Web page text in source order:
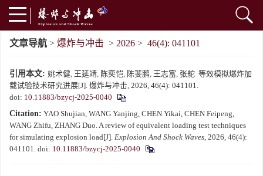
文章导航 > 爆炸与冲击 > 2026 > 46(4): 041101
引用本文: 姚术健, 王延靖, 陈奕恺, 陈斐鹏, 王志富, 张舵. 等效模拟爆炸加
载试验技术研究进展[J]. 爆炸与冲击, 2026, 46(4): 041101.
doi: 10.11883/bzycj-2025-0040
Citation: YAO Shujian, WANG Yanjing, CHEN Yikai, CHEN Feipeng,
WANG Zhifu, ZHANG Duo. A review of equivalent loading test techniques
for simulating explosion load[J]. Explosion And Shock Waves, 2026, 46(4):
041101. doi: 10.11883/bzycj-2025-0040